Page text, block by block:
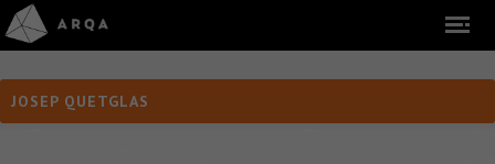
JOSEP QUETGLAS